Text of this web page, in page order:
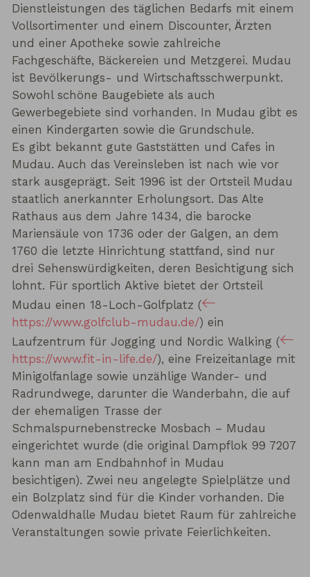
Dienstleistungen des täglichen Bedarfs mit einem
Vollsortimenter und einem Discounter, Ärzten
und einer Apotheke sowie zahlreiche
Fachgeschäfte, Bäckereien und Metzgerei. Mudau
ist Bevölkerungs- und Wirtschaftsschwerpunkt.
Sowohl schöne Baugebiete als auch
Gewerbegebiete sind vorhanden. In Mudau gibt es
einen Kindergarten sowie die Grundschule.
Es gibt bekannt gute Gaststätten und Cafes in
Mudau. Auch das Vereinsleben ist nach wie vor
stark ausgeprägt. Seit 1996 ist der Ortsteil Mudau
staatlich anerkannter Erholungsort. Das Alte
Rathaus aus dem Jahre 1434, die barocke
Mariensäule von 1736 oder der Galgen, an dem
1760 die letzte Hinrichtung stattfand, sind nur
drei Sehenswürdigkeiten, deren Besichtigung sich
lohnt. Für sportlich Aktive bietet der Ortsteil
Mudau einen 18-Loch-Golfplatz (
https://www.golfclub-mudau.de/) ein
Laufzentrum für Jogging und Nordic Walking (
https://www.fit-in-life.de/), eine Freizeitanlage mit
Minigolfanlage sowie unzählige Wander- und
Radrundwege, darunter die Wanderbahn, die auf
der ehemaligen Trasse der
Schmalspurnebenstrecke Mosbach – Mudau
eingerichtet wurde (die original Dampflok 99 7207
kann man am Endbahnhof in Mudau
besichtigen). Zwei neu angelegte Spielplätze und
ein Bolzplatz sind für die Kinder vorhanden. Die
Odenwaldhalle Mudau bietet Raum für zahlreiche
Veranstaltungen sowie private Feierlichkeiten.